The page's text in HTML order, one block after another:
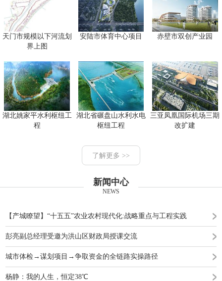
天门市规模以下河流划
界上图
安陆市体育中心项目 赤壁市双创产业园
湖北姚家平水利枢纽工
程
湖北省碾盘山水利水电
枢纽工程
三亚凤凰国际机场三期
改扩建
了解更多 >>
新闻中心
NEWS
【产城瞭望】“十五五”农业农村现代化:战略重点与工程实践
彭亮副总经理受邀为洪山区财政局授课交流
城市体检→谋划项目→争取资金的全链路实操路径
杨静：我的人生，恒定38℃